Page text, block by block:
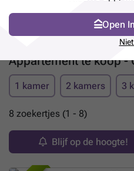
Appartement te koop -
1 kamer 2 kamers 3
8 zoekertjes (1 - 8)
Blijf op de hoogte!
Open